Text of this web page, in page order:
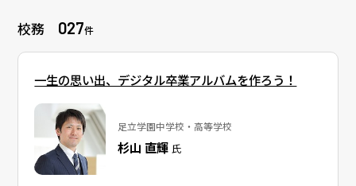
校務 027件
一生の思い出、デジタル卒業アルバムを作ろう！
足立学園中学校・高等学校
杉山 直輝 氏